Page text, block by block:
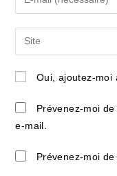
comment
your
email
address
comment
Saisir
l’URL
de
site
(facultatif)
Oui, ajoutez-moi
Prévenez-moi
e-mail.
Prévenez-moi